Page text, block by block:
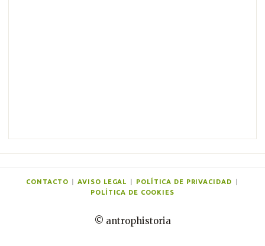
© antrophistoria
CONTACTO AVISO LEGAL POLÍTICA DE PRIVACIDAD
POLÍTICA DE COOKIES